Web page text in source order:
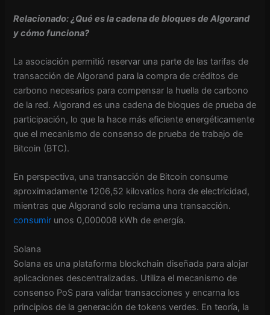
Relacionado: ¿Qué es la cadena de bloques de Algorand
y cómo funciona?
La asociación permitió reservar una parte de las tarifas de
transacción de Algorand para la compra de créditos de
carbono necesarios para compensar la huella de carbono
de la red. Algorand es una cadena de bloques de prueba de
participación, lo que la hace más eficiente energéticamente
que el mecanismo de consenso de prueba de trabajo de
Bitcoin (BTC).
En perspectiva, una transacción de Bitcoin consume
aproximadamente 1206,52 kilovatios hora de electricidad,
mientras que Algorand solo reclama una transacción.
consumir unos 0,000008 kWh de energía.
Solana
Solana es una plataforma blockchain diseñada para alojar
aplicaciones descentralizadas. Utiliza el mecanismo de
consenso PoS para validar transacciones y encarna los
principios de la generación de tokens verdes. En teoría, la